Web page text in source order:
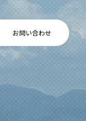
お問い合わせ